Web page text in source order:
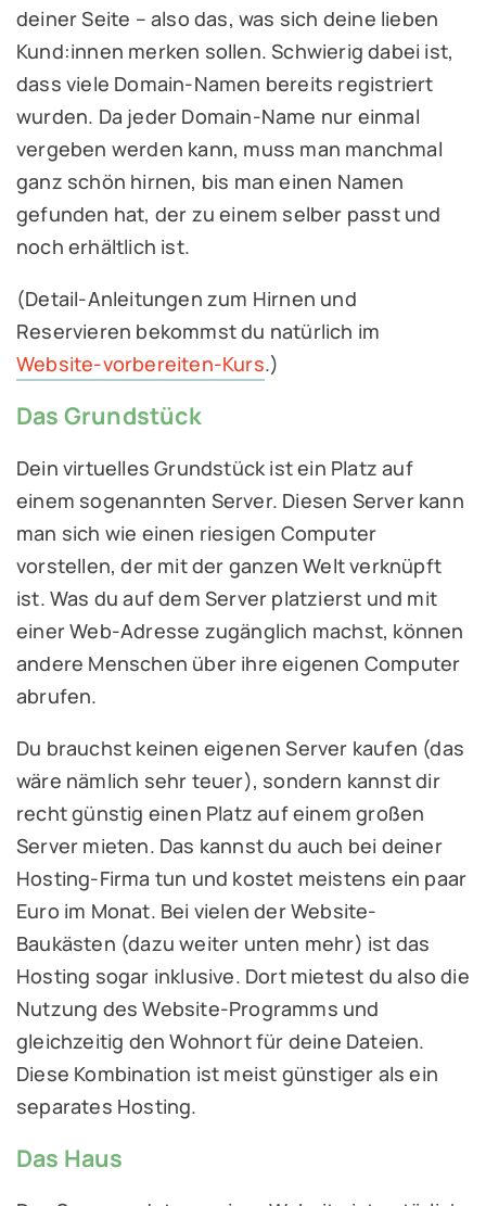
deiner Seite – also das, was sich deine lieben
Kund:innen merken sollen. Schwierig dabei ist,
dass viele Domain-Namen bereits registriert
wurden. Da jeder Domain-Name nur einmal
vergeben werden kann, muss man manchmal
ganz schön hirnen, bis man einen Namen
gefunden hat, der zu einem selber passt und
noch erhältlich ist.
(Detail-Anleitungen zum Hirnen und
Reservieren bekommst du natürlich im
Website-vorbereiten-Kurs.)
Das Grundstück
Dein virtuelles Grundstück ist ein Platz auf
einem sogenannten Server. Diesen Server kann
man sich wie einen riesigen Computer
vorstellen, der mit der ganzen Welt verknüpft
ist. Was du auf dem Server platzierst und mit
einer Web-Adresse zugänglich machst, können
andere Menschen über ihre eigenen Computer
abrufen.
Du brauchst keinen eigenen Server kaufen (das
wäre nämlich sehr teuer), sondern kannst dir
recht günstig einen Platz auf einem großen
Server mieten. Das kannst du auch bei deiner
Hosting-Firma tun und kostet meistens ein paar
Euro im Monat. Bei vielen der Website-
Baukästen (dazu weiter unten mehr) ist das
Hosting sogar inklusive. Dort mietest du also die
Nutzung des Website-Programms und
gleichzeitig den Wohnort für deine Dateien.
Diese Kombination ist meist günstiger als ein
separates Hosting.
Das Haus